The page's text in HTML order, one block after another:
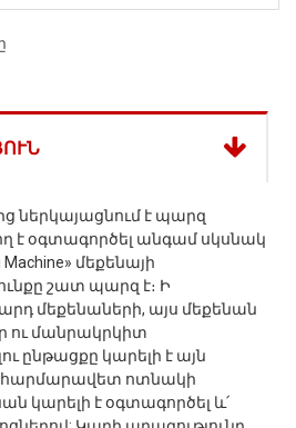
ներկայացնում է պարզ
է օգտագործել անգամ սկսնակ
մեքենայի
շատ պարզ է։ Ի
մեքենաների, այս մեքենան
ու մանրակրկիտ
ընթացքը կարելի է այն
հարմարավետ ոտնակի
կարելի է օգտագործել և՛